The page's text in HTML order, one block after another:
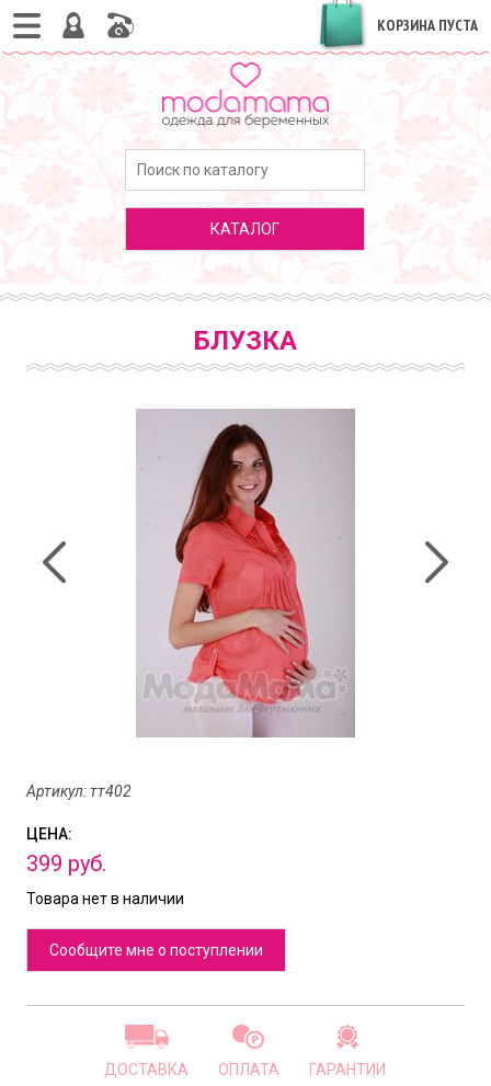
КОРЗИНА ПУСТА
КАТАЛОГ
БЛУЗКА
Артикул: тт402
ЦЕНА:
399 руб.
Товара нет в наличии
Сообщите мне о поступлении
ДОСТАВКА ОПЛАТА ГАРАНТИИ